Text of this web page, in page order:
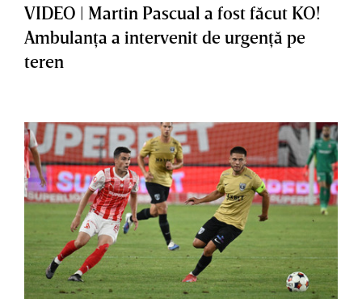
VIDEO | Martin Pascual a fost făcut KO!
Ambulanţa a intervenit de urgenţă pe
teren